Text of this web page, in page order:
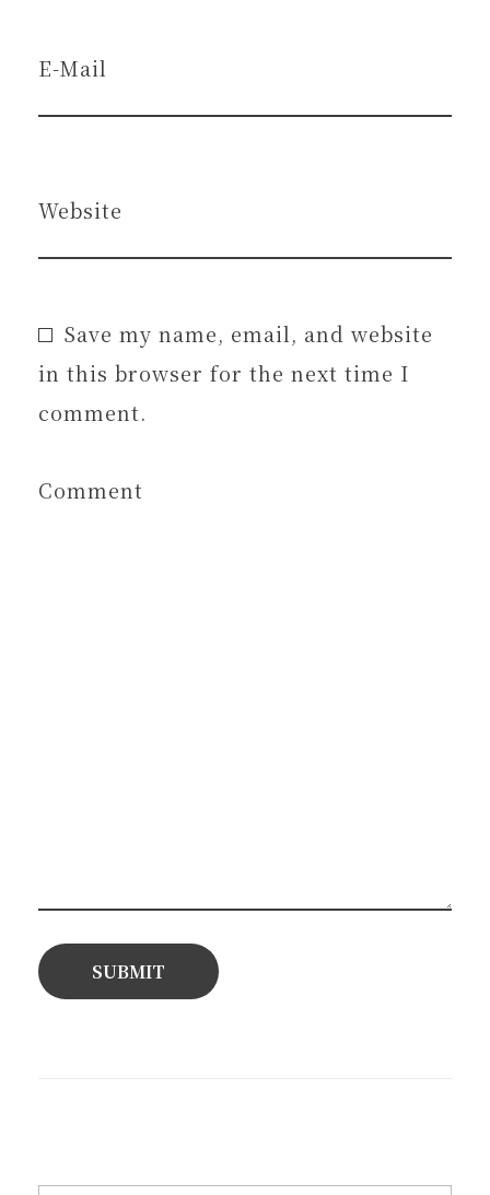
E-Mail
Website
Save my name, email, and website
in this browser for the next time I
comment.
Comment